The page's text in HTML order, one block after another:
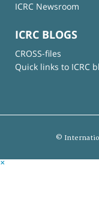
ICRC Newsroom
ICRC BLOGS
CROSS-files
Quick links to ICRC
©
×